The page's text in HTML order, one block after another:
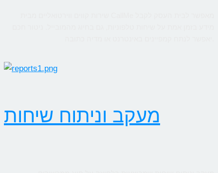
מעקב וניתוח שיחות